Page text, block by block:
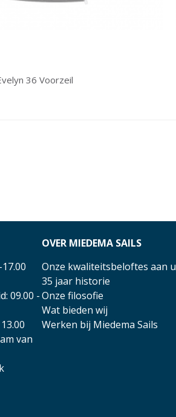
36 Voorzeil
09.00 -
van
OVER MIEDEMA SAILS
Onze kwaliteitsbeloftes aan u
35 jaar historie
Onze filosofie
Wat bieden wij
Werken bij Miedema Sails